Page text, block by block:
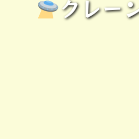
クレー